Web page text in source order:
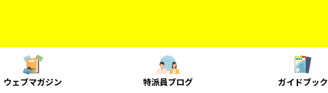
ウェブマガジン 特派員ブログ ガイドブック